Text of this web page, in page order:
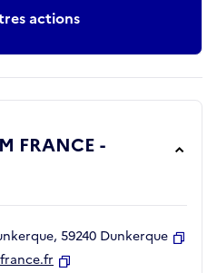
actions
FRANCE -
59240 Dunkerque